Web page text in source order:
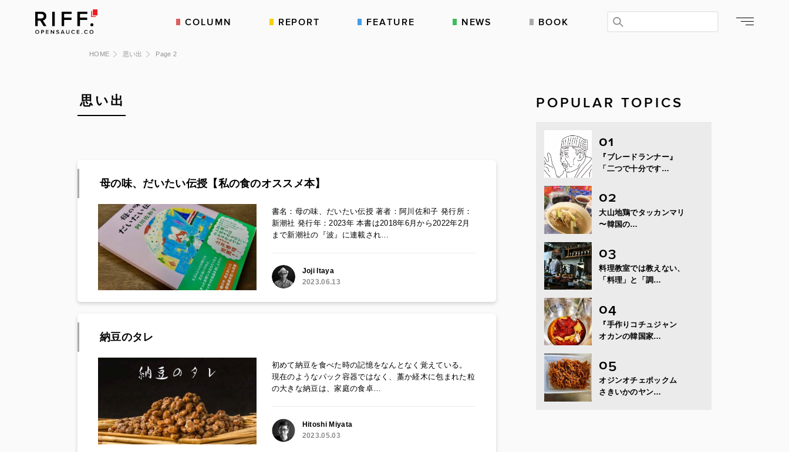
COLUMN REPORT FEATURE NEWS BOOK
HOME 思い出 Page 2
思い出
母の味、だいたい伝授【私の食のオススメ本】
書名：母の味、だいたい伝授 著者：阿川佐和子 発行所：
新潮社 発行年：2023年 本書は2018年6月から2022年2月
まで新潮社の『波』に連載され…
Joji Itaya
2023.06.13
納豆のタレ
初めて納豆を食べた時の記憶をなんとなく覚えている。
現在のようなパック容器ではなく、藁か経木に包まれた粒
の大きな納豆は、家庭の食卓…
Hitoshi Miyata
2023.05.03
POPULAR TOPICS
『ブレードランナー』
「二つで十分です…
大山地鶏でタッカンマリ
〜韓国の…
料理教室では教えない、
「料理」と「調…
『手作りコチュジャン
オカンの韓国家…
オジンオチェポックム
さきいかのヤン…